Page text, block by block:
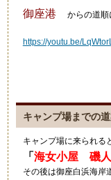
御座港 からの道順
https://youtu.be/
キャンプ場までの
キャンプ場に来られる
「 海女小屋 磯人
その後は御座白浜海岸